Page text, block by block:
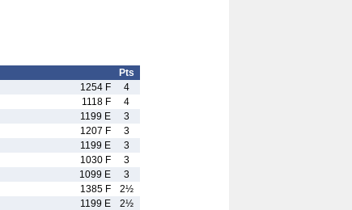
Pts
1254 F
4
1118 F
4
1199 E
3
1207 F
3
1199 E
3
1030 F
3
1099 E
3
1385 F
2½
1199 E
2½